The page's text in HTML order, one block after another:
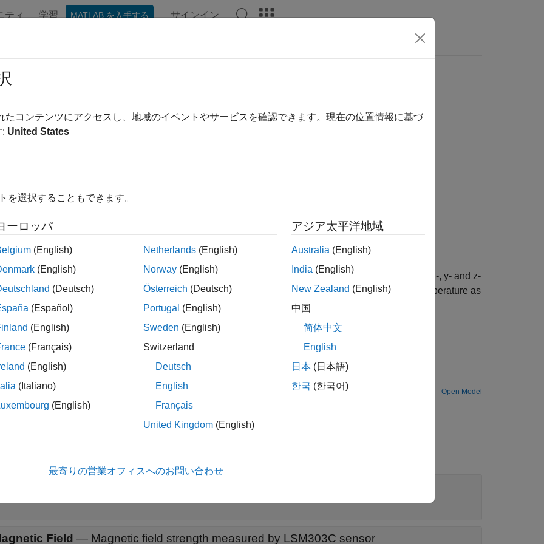
ティ 学習 MATLAB を入手する サインイン
IMU Sensor
linear acceleration, magnetic field strength, and temperature from LSM303C sensor
STM32 Microcontroller Blockset / Sensors / IMU Sensors
IMU Sensor
block outputs the values of linear acceleration and magnetic field strength along x-, y- and z-
measured by the LSM303C sensor connected to STM32 Processors. The block also outputs the temperature as
the LSM303C sensor.
with STMicroelectronics STM32 Processor Based Boards
model on STM32 processor.
Open Model
Field — Magnetic field strength measured by LSM303C sensor
たコンテンツにアクセスし、地域のイベントやサービスを確認できます。現在の位置情報に基づ
: United States
を選択することもできます。
ーロッパ
(English)
(English)
(Deutsch)
(Español)
(English)
(Français)
(English)
(Italiano)
(English)
Netherlands (English)
Norway (English)
Österreich (Deutsch)
Portugal (English)
Sweden (English)
Switzerland
Deutsch
English
Français
United Kingdom (English)
アジア太平洋地域
Australia (English)
India (English)
New Zealand (English)
中国
简体中文
English
日本 (日本語)
한국 (한국어)
最寄りの営業オフィスへのお問い合わせ